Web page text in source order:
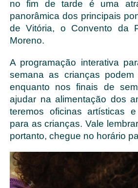
no fim de tarde é uma
panorâmica dos principais
de Vitória, o Convento da
Moreno.
A programação interativa
semana as crianças
enquanto nos finais de
ajudar na alimentação dos
teremos oficinas artísticas
para as crianças. Vale
portanto, chegue no horário